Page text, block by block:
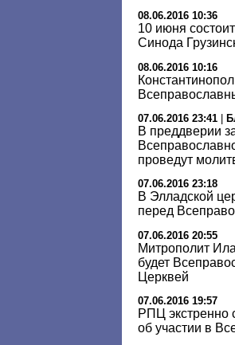
08.06.2016 10:36
10 июня
Синода
08.06.2016 10:16
07.06.2016 23:41
В преддверии
проведут
07.06.2016 23:18
В Элладской
перед
07.06.2016 20:55
Митрополит
будет
Церквей
07.06.2016 19:57
РПЦ экстренно
об участии в